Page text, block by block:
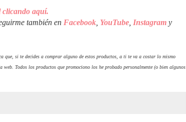
clicando aquí.
también en Facebook YouTube Instagram y
que, si te decides a comprar alguno de estos productos, a ti te va a costar lo mismo
Todos los productos que promociono los he probado personalmente (o bien algunos